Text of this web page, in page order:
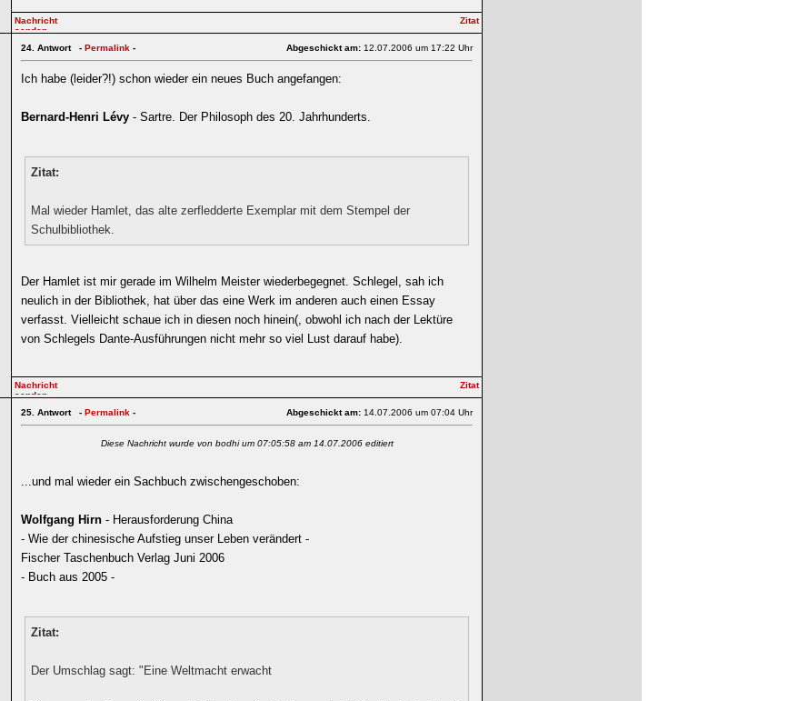
24. Antwort - Permalink - Abgeschickt am: 12.07.2006 um 17:22 Uhr
Ich habe (leider?!) schon wieder ein neues Buch angefangen:
Bernard-Henri Lévy - Sartre. Der Philosoph des 20. Jahrhunderts.
Zitat:
Mal wieder Hamlet, das alte zerfledderte Exemplar mit dem Stempel der
Schulbibliothek.
Der Hamlet ist mir gerade im Wilhelm Meister wiederbegegnet. Schlegel, sah ich
neulich in der Bibliothek, hat über das eine Werk im anderen auch einen Essay
verfasst. Vielleicht schaue ich in diesen noch hinein(, obwohl ich nach der Lektüre
von Schlegels Dante-Ausführungen nicht mehr so viel Lust darauf habe).
25. Antwort - Permalink - Abgeschickt am: 14.07.2006 um 07:04 Uhr
Diese Nachricht wurde von bodhi um 07:05:58 am 14.07.2006 editiert
...und mal wieder ein Sachbuch zwischengeschoben:
Wolfgang Hirn - Herausforderung China
- Wie der chinesische Aufstieg unser Leben verändert -
Fischer Taschenbuch Verlag Juni 2006
- Buch aus 2005 -
Zitat:
Der Umschlag sagt: "Eine Weltmacht erwacht